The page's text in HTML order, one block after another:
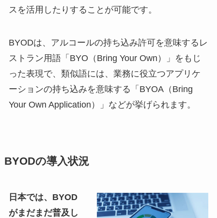
スを活用したりすることが可能です。
BYODは、アルコールの持ち込み許可を意味するレ
ストラン用語「BYO（Bring Your Own）」をもじ
った表現で、類似語には、業務に役立つアプリケ
ーションの持ち込みを意味する「BYOA（Bring
Your Own Application）」などが挙げられます。
BYODの導入状況
日本では、BYOD
がまだまだ普及し